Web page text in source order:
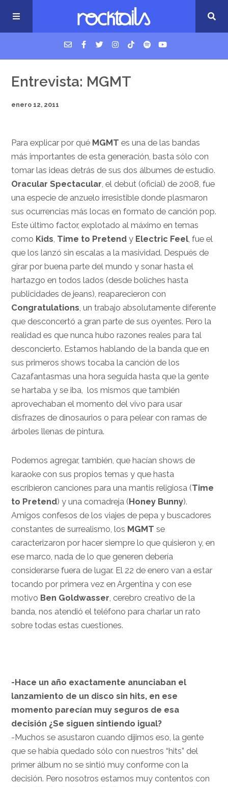
USM Podcast
Cigarrillos en la cama
Música nueva
Entrevista: MGMT
enero 12, 2011
Para explicar por qué MGMT es una de las bandas
más importantes de esta generación, basta sólo con
tomar las ideas detrás de sus dos álbumes de estudio.
Oracular Spectacular, el debut (oficial) de 2008, fue
una especie de anzuelo irresistible donde plasmaron
sus ocurrencias más locas en formato de canción pop.
Este último factor, explotado al máximo en temas
como Kids, Time to Pretend y Electric Feel, fue el
que los lanzó sin escalas a la masividad. Después de
girar por buena parte del mundo y sonar hasta el
hartazgo en todos lados (desde boliches hasta
publicidades de jeans), reaparecieron con
Congratulations, un trabajo absolutamente diferente
que desconcertó a gran parte de sus oyentes. Pero la
realidad es que nunca hubo razones reales para tal
desconcierto. Estamos hablando de la banda que en
sus primeros shows tocaba la canción de los
Cazafantasmas una hora seguida hasta que la gente
se hartaba y se iba, los mismos que también
aprovechaban el momento del vivo para usar
disfrazes de dinosaurios o para pelear con ramas de
árboles llenas de pintura.
Podemos agregar, también, que hacían shows de
karaoke con sus propios temas y que hasta
escribieron canciones para una mantis religiosa (Time
to Pretend) y una comadreja (Honey Bunny).
Amigos confesos de los viajes de pepa y buscadores
constantes de surrealismo, los MGMT se
caracterizaron por hacer siempre lo que quisieron y, en
ese marco, nada de lo que generen debería
considerarse fuera de lugar. El 22 de enero van a estar
tocando por primera vez en Argentina y con ese
motivo Ben Goldwasser , cerebro creativo de la
banda, nos atendió el teléfono para charlar un rato
sobre todas estas cuestiones.
-Hace un año exactamente anunciaban el
lanzamiento de un disco sin hits, en ese
momento parecían muy seguros de esa
decisión ¿Se siguen sintiendo igual?
-Muchos se asustaron cuando dijimos eso, la gente
que se había quedado sólo con nuestros “hits” del
primer álbum no se sintió muy conforme con la
decisión. Pero nosotros estamos muy contentos con